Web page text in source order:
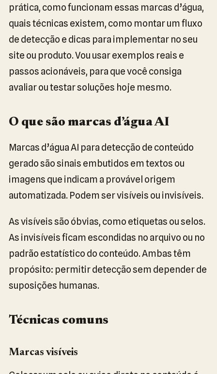
prática, como funcionam essas marcas d’água,
quais técnicas existem, como montar um fluxo
de detecção e dicas para implementar no seu
site ou produto. Vou usar exemplos reais e
passos acionáveis, para que você consiga
avaliar ou testar soluções hoje mesmo.
O que são marcas d’água AI
Marcas d’água AI para detecção de conteúdo
gerado são sinais embutidos em textos ou
imagens que indicam a provável origem
automatizada. Podem ser visíveis ou invisíveis.
As visíveis são óbvias, como etiquetas ou selos.
As invisíveis ficam escondidas no arquivo ou no
padrão estatístico do conteúdo. Ambas têm
propósito: permitir detecção sem depender de
suposições humanas.
Técnicas comuns
Marcas visíveis